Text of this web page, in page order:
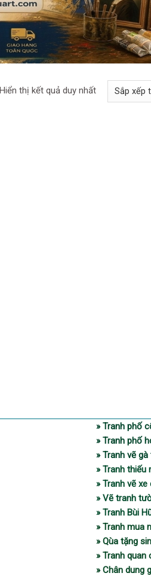
Hiển thị kết quả duy nhất
» Tranh phố
» Tranh phố
» Tranh vẽ
» Tranh thiếu
» Tranh vẽ xe
» Vẽ tranh
» Tranh Bùi
» Tranh mua
» Qùa tặng
» Tranh quan
» Chân dung